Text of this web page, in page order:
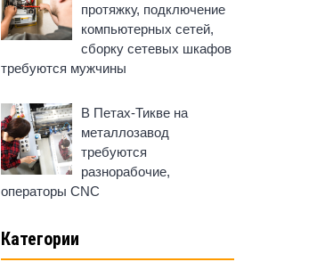
протяжку, подключение
компьютерных сетей,
сборку сетевых шкафов
требуются мужчины
В Петах-Тикве на
металлозавод
требуются
разнорабочие,
операторы CNC
Категории